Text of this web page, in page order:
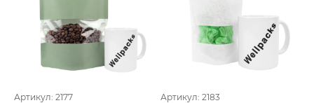
Артикул: 2177 Артикул: 2183